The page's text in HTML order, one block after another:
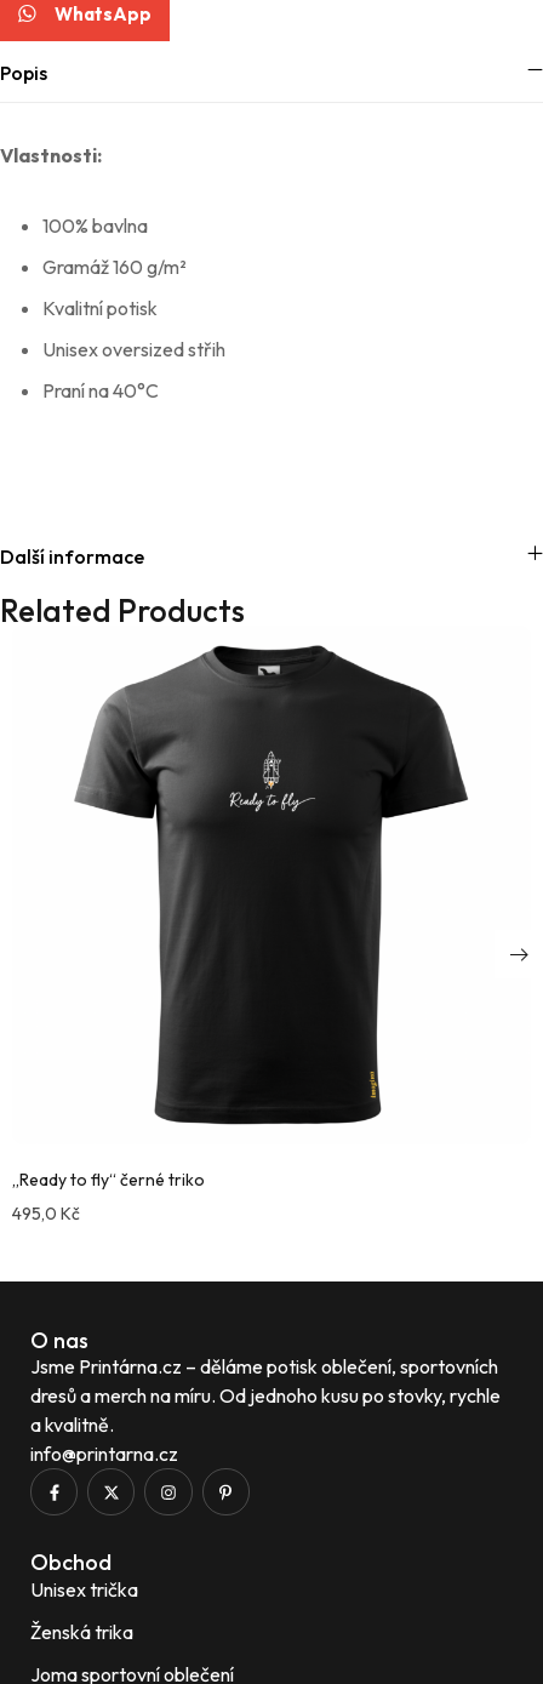
WhatsApp
Popis
Vlastnosti:
100% bavlna
Gramáž 160 g/m²
Kvalitní potisk
Unisex oversized střih
Praní na 40°C
Další informace
Related Products
„Ready to fly“ černé triko
495,0 Kč
O nas
Jsme Printárna.cz – děláme potisk oblečení, sportovních
dresů a merch na míru. Od jednoho kusu po stovky, rychle
a kvalitně.
info@printarna.cz
Obchod
Unisex trička
Ženská trika
Joma sportovní oblečení